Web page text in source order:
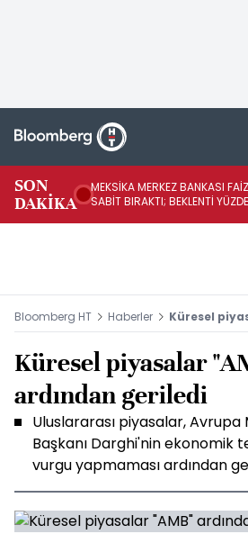
SON
DAKİKA
MEKSİKA MERKEZ BANKASI
SABİT BIRAKTI; BEKLENTİ
Bloomberg HT Haberler Küresel
Küresel piyasalar
ardından geriledi
Uluslararası piyasalar, Avrupa
Başkanı Darghi'nin ekonomik
vurgu yapmaması ardından